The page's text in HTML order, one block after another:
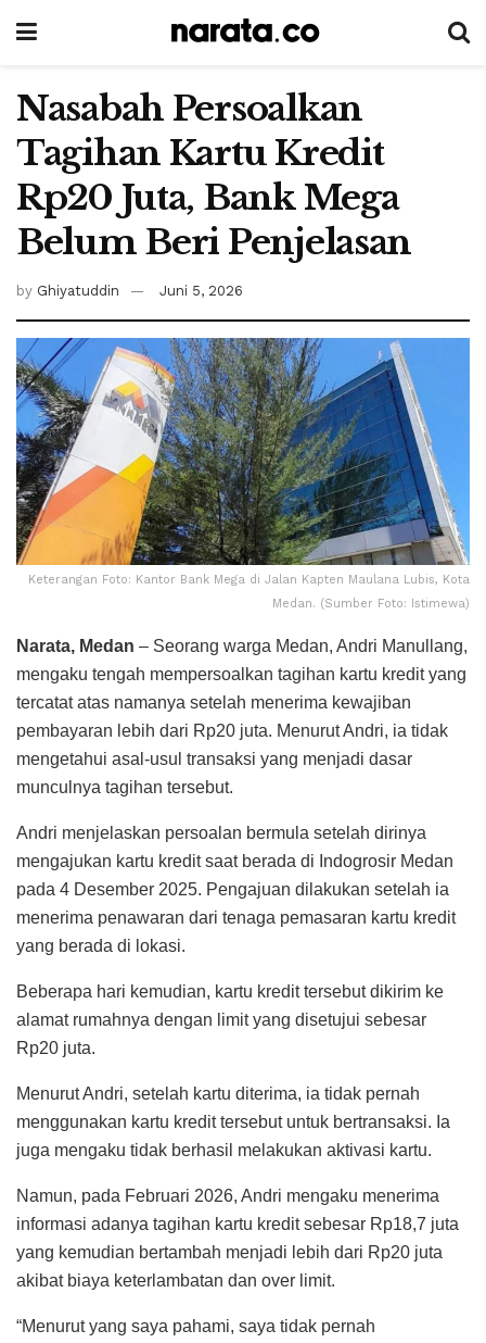
Nasabah Persoalkan
Tagihan Kartu Kredit
Rp20 Juta, Bank Mega
Belum Beri Penjelasan
by Ghiyatuddin Juni 5, 2026
Keterangan Foto: Kantor Bank Mega di Jalan Kapten Maulana Lubis, Kota
Medan. (Sumber Foto: Istimewa)
Narata, Medan – Seorang warga Medan, Andri Manullang,
mengaku tengah mempersoalkan tagihan kartu kredit yang
tercatat atas namanya setelah menerima kewajiban
pembayaran lebih dari Rp20 juta. Menurut Andri, ia tidak
mengetahui asal-usul transaksi yang menjadi dasar
munculnya tagihan tersebut.
Andri menjelaskan persoalan bermula setelah dirinya
mengajukan kartu kredit saat berada di Indogrosir Medan
pada 4 Desember 2025. Pengajuan dilakukan setelah ia
menerima penawaran dari tenaga pemasaran kartu kredit
yang berada di lokasi.
Beberapa hari kemudian, kartu kredit tersebut dikirim ke
alamat rumahnya dengan limit yang disetujui sebesar
Rp20 juta.
Menurut Andri, setelah kartu diterima, ia tidak pernah
menggunakan kartu kredit tersebut untuk bertransaksi. Ia
juga mengaku tidak berhasil melakukan aktivasi kartu.
Namun, pada Februari 2026, Andri mengaku menerima
informasi adanya tagihan kartu kredit sebesar Rp18,7 juta
yang kemudian bertambah menjadi lebih dari Rp20 juta
akibat biaya keterlambatan dan over limit.
“Menurut yang saya pahami, saya tidak pernah